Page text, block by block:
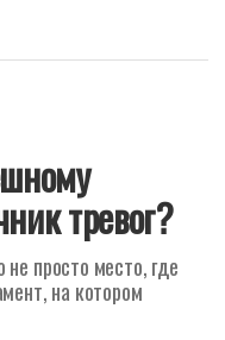
тревог?
просто место, где
на котором